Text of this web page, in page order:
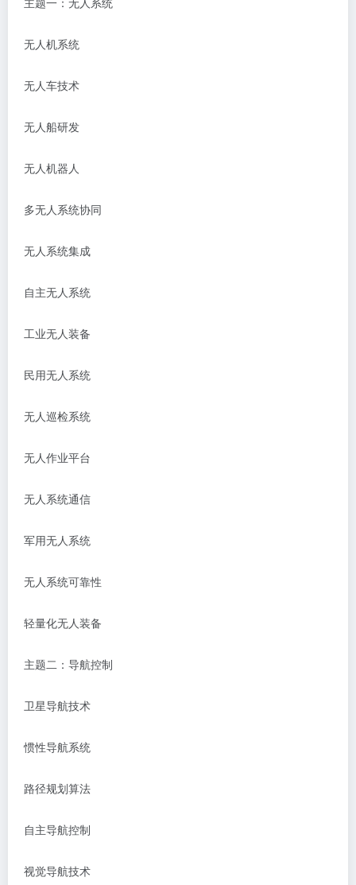
无人机系统
无人车技术
无人船研发
无人机器人
多无人系统协同
无人系统集成
自主无人系统
工业无人装备
民用无人系统
无人巡检系统
无人作业平台
无人系统通信
军用无人系统
无人系统可靠性
轻量化无人装备
主题二：导航控制
卫星导航技术
惯性导航系统
路径规划算法
自主导航控制
视觉导航技术